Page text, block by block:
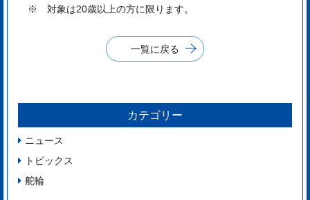
※ 対象は20歳以上の方に限ります。
一覧に戻る
カテゴリー
ニュース
トピックス
舵輪